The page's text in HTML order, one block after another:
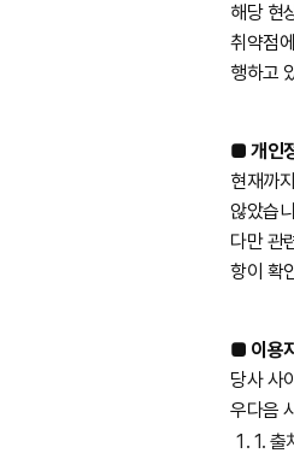
해당 현
취약점
행하고
■ 개인
현재까
않았습
다만 관
항이 확
■ 이용
당사 사
우다음
1. 출